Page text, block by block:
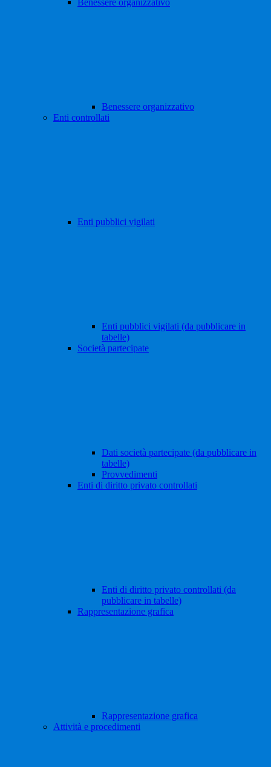
Benessere organizzativo
Benessere organizzativo
Enti controllati
Enti pubblici vigilati
Enti pubblici vigilati (da pubblicare in
tabelle)
Società partecipate
Dati società partecipate (da pubblicare in
tabelle)
Provvedimenti
Enti di diritto privato controllati
Enti di diritto privato controllati (da
pubblicare in tabelle)
Rappresentazione grafica
Rappresentazione grafica
Attività e procedimenti